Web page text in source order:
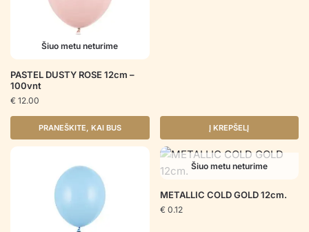
Šiuo metu neturime
PASTEL DUSTY ROSE 12cm –
100vnt
€ 12.00
PRANEŠKITE, KAI BUS Į KREPŠELĮ
Šiuo metu neturime
METALLIC COLD GOLD 12cm.
€ 0.12